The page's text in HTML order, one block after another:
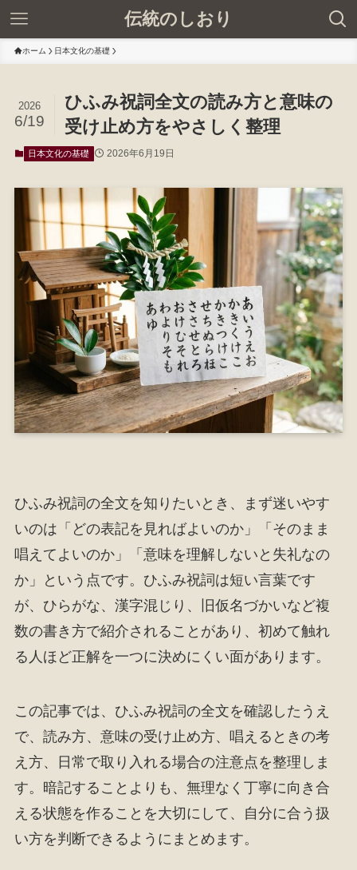
伝統のしおり
ホーム 日本文化の基礎
ひふみ祝詞全文の読み方と意味の
受け止め方をやさしく整理
2026
6/19
日本文化の基礎 2026年6月19日
ひふみ祝詞の全文を知りたいとき、まず迷いやす
いのは「どの表記を見ればよいのか」「そのまま
唱えてよいのか」「意味を理解しないと失礼なの
か」という点です。ひふみ祝詞は短い言葉です
が、ひらがな、漢字混じり、旧仮名づかいなど複
数の書き方で紹介されることがあり、初めて触れ
る人ほど正解を一つに決めにくい面があります。
この記事では、ひふみ祝詞の全文を確認したうえ
で、読み方、意味の受け止め方、唱えるときの考
え方、日常で取り入れる場合の注意点を整理しま
す。暗記することよりも、無理なく丁寧に向き合
える状態を作ることを大切にして、自分に合う扱
い方を判断できるようにまとめます。